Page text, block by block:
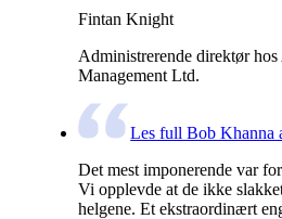
Fintan Knight
Administrerende direktør
Management Ltd.
Les full Bob Khanna
Det mest imponerende var
Vi opplevde at de ikke
helgene. Et ekstraordinært